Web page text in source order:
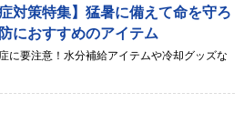
症対策特集】猛暑に備えて命を守ろ
におすすめのアイテム
に要注意！水分補給アイテムや冷却グッズな